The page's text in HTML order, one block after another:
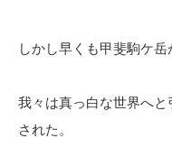
しかし早くも甲斐駒ケ岳
我々は真っ白な世界へ
された。